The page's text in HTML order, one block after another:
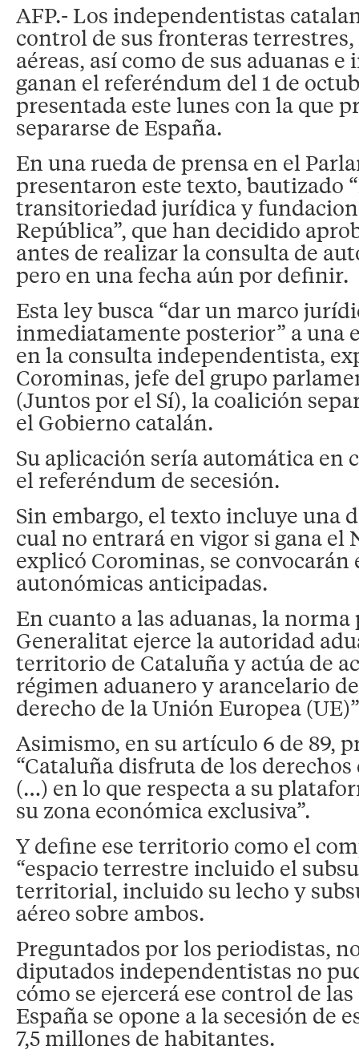
AFP.- Los independentistas
control de sus fronteras
aéreas, así como de sus aduanas
ganan el referéndum del 1 de
presentada este lunes con la que
separarse de España.
En una rueda de prensa en el
presentaron este texto, bautizado
transitoriedad jurídica y
República”, que han decidido
antes de realizar la consulta de
pero en una fecha aún por definir.
Esta ley busca “dar un marco
inmediatamente posterior” a una
en la consulta independentista,
Corominas, jefe del grupo
(Juntos por el Sí), la coalición
el Gobierno catalán.
Su aplicación sería automática en
el referéndum de secesión.
Sin embargo, el texto incluye una
cual no entrará en vigor si gana el
explicó Corominas, se convocarán
autonómicas anticipadas.
En cuanto a las aduanas, la norma
Generalitat ejerce la autoridad
territorio de Cataluña y actúa de
régimen aduanero y arancelario
derecho de la Unión Europea
Asimismo, en su artículo 6 de 89,
“Cataluña disfruta de los derechos
(…) en lo que respecta a su
su zona económica exclusiva”.
Y define ese territorio como el
“espacio terrestre incluido el
territorial, incluido su lecho y
aéreo sobre ambos.
Preguntados por los periodistas,
diputados independentistas no
cómo se ejercerá ese control de
España se opone a la secesión de
7,5 millones de habitantes.